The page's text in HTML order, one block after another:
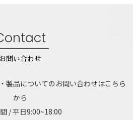
お問い合わせ
製品についてのお問い合わせはこちら
から
/ 平日9:00~18:00